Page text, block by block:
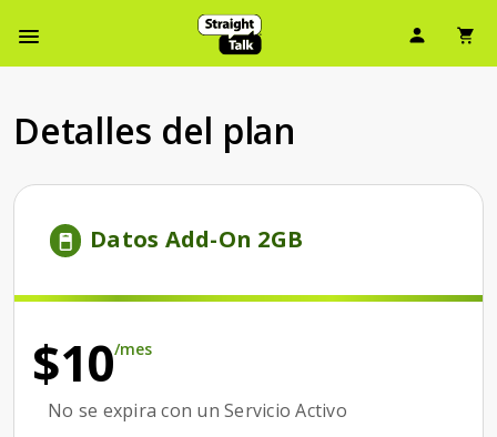
Menú de barra de navegación
Ícono
Detalles del plan
Datos Add-On 2GB
Price is 10 dollars and 00 cents per month
$10/mes/mes
No se expira con un Servicio Activo
No se expira con un Servicio Activo